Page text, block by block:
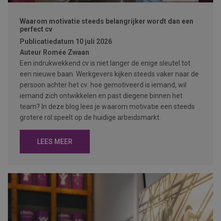
Waarom motivatie steeds belangrijker wordt dan een
perfect cv
Publicatiedatum 10 juli 2026
Auteur Romée Zwaan
Een indrukwekkend cv is niet langer de enige sleutel tot
een nieuwe baan. Werkgevers kijken steeds vaker naar de
persoon achter het cv: hoe gemotiveerd is iemand, wil
iemand zich ontwikkelen en past diegene binnen het
team? In deze blog lees je waarom motivatie een steeds
grotere rol speelt op de huidige arbeidsmarkt.
LEES MEER